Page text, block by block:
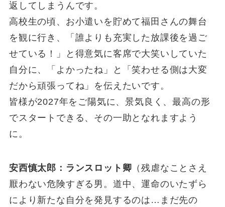
返してしまうんです。
高校生の頃、お小遣いを貯めて福田さんの舞台
を観に行き、「誰よりも充実した放課後を過ご
せている！」と得意気に客席で大笑いしていた
自分に、「よかったね」と「笑わせる側は大変
だから頑張ってね」を伝えたいです。
皆様が2027年をご陽気に、景気良く、最高の形
でスタートできる、その一助となれますよう
に。
安西慎太郎：ランスロット卿 （残虐なことさえ
厭わない危険すぎる男。道中、運命のいたずら
により新たな自分を発見するのは…まだ先の